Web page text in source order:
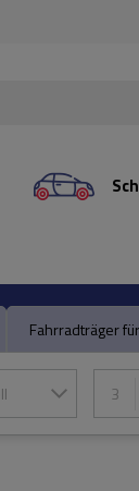
Fahrradträger
3